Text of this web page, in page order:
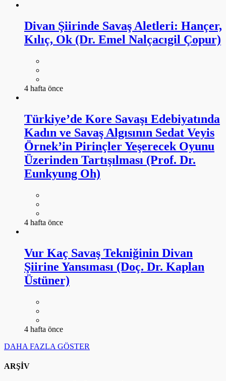
Divan Şiirinde Savaş Aletleri: Hançer,
Kılıç, Ok (Dr. Emel Nalçacıgil Çopur)
4 hafta önce
Türkiye’de Kore Savaşı Edebiyatında
Kadın ve Savaş Algısının Sedat Veyis
Örnek’in Pirinçler Yeşerecek Oyunu
Üzerinden Tartışılması (Prof. Dr.
Eunkyung Oh)
4 hafta önce
Vur Kaç Savaş Tekniğinin Divan
Şiirine Yansıması (Doç. Dr. Kaplan
Üstüner)
4 hafta önce
DAHA FAZLA GÖSTER
ARŞİV